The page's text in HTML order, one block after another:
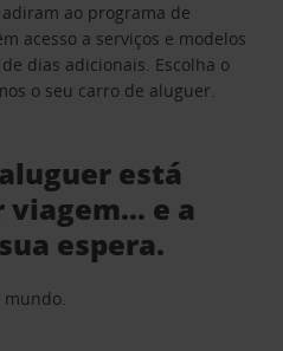
ao programa de
acesso a serviços e modelos
dias adicionais. Escolha o
o seu carro de aluguer.
está
viagem… e a
espera.
mundo.